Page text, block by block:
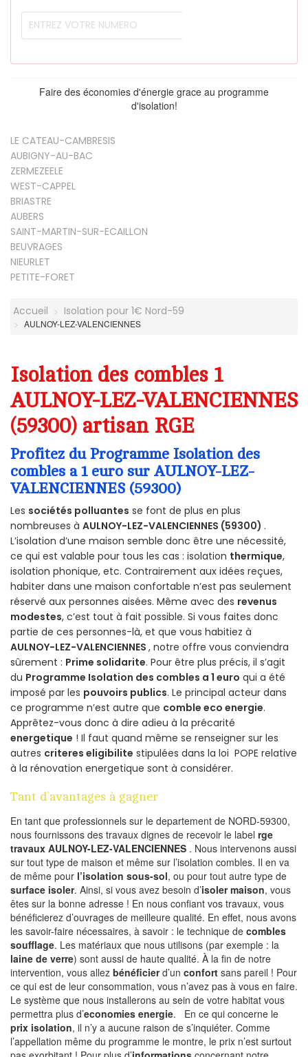
Faire des économies d'énergie grace au programme
d'isolation!
LE CATEAU-CAMBRESIS
AUBIGNY-AU-BAC
ZERMEZEELE
WEST-CAPPEL
BRIASTRE
AUBERS
SAINT-MARTIN-SUR-ECAILLON
BEUVRAGES
NIEURLET
PETITE-FORET
Accueil Isolation pour 1€ Nord-59
AULNOY-LEZ-VALENCIENNES
Isolation des combles 1
AULNOY-LEZ-VALENCIENNES
(59300) artisan RGE
Profitez du Programme Isolation des
combles a 1 euro sur AULNOY-LEZ-
VALENCIENNES (59300)
Les sociétés polluantes se font de plus en plus
nombreuses à AULNOY-LEZ-VALENCIENNES (59300) .
L’isolation d’une maison semble donc être une nécessité,
ce qui est valable pour tous les cas : isolation thermique,
isolation phonique, etc. Contrairement aux idées reçues,
habiter dans une maison confortable n’est pas seulement
réservé aux personnes aisées. Même avec des revenus
modestes, c’est tout à fait possible. Si vous faites donc
partie de ces personnes-là, et que vous habitiez à
AULNOY-LEZ-VALENCIENNES , notre offre vous conviendra
sûrement : Prime solidarite. Pour être plus précis, il s’agit
du Programme Isolation des combles a 1 euro qui a été
imposé par les pouvoirs publics. Le principal acteur dans
ce programme n’est autre que comble eco energie.
Apprêtez-vous donc à dire adieu à la précarité
energetique ! Il faut quand même se renseigner sur les
autres criteres eligibilite stipulées dans la loi POPE relative
à la rénovation energetique sont à considérer.
Tant d’avantages à gagner
En tant que professionnels sur le departement de NORD-59300,
nous fournissons des travaux dignes de recevoir le label rge
travaux AULNOY-LEZ-VALENCIENNES . Nous intervenons aussi
sur tout type de maison et même sur l’isolation combles. Il en va
de même pour l’isolation sous-sol, ou pour tout autre type de
surface isoler. Ainsi, si vous avez besoin d’isoler maison, vous
êtes sur la bonne adresse ! En nous confiant vos travaux, vous
bénéficierez d’ouvrages de meilleure qualité. En effet, nous avons
les savoir-faire nécessaires, à savoir : le technique de combles
soufflage. Les matériaux que nous utilisons (par exemple : la
laine de verre) sont aussi de haute qualité. À la fin de notre
intervention, vous allez bénéficierd’un confort sans pareil ! Pour
ce qui est de leur consommation, vous n’avez pas à vous en faire.
Le système que nous installerons au sein de votre habitat vous
permettra plus d’economies energie. En ce qui concerne le
prix isolation, il n’y a aucune raison de s’inquiéter. Comme
l’appellation même du programme le montre, le prix n’est surtout